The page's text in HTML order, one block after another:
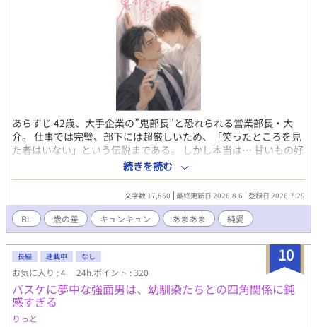
あらすじ 42歳、大手企業の”鬼部長”と恐れられる営業部長・大
介。 仕事では完璧、部下には超厳しいため、「笑ったところを見
た者はいない」という伝説まである。 しかし本当は… 甘いもの好
き、猫動画で泣く、恋愛経験は意外と少ないという不器用なおじ
さんだった。 ある休日、行きつけのカフェで出会ったのは、大学
3年生の樹（いつき）。 人懐っこくて笑顔が眩しく、誰にでも優
しい樹は、就活中に偶然大介と知り合う。 「部長さんって怖そう
だけど、実は優しいですよね？」 その一言で、大介の鉄壁の心は
崩壊。 42年間守り続けた理性が、 21歳の天然大学生に毎日振り
回されることになる。 会社では鬼。 樹の前ではただのおじさん。
恋愛偏差値ゼロの部長と、 年上好きだけど恋には鈍感な大学生。
年の差21歳。 周囲の視線、会社の立場、それぞれの将来。 笑っ
て、焦って、ときどき泣いて。 最後に鬼部長が選ぶのは、 “仕
事”か、“恋”か──。
続きを読む
文字数 17,850 最終更新日 2026.8.6 登録日 2026.7.29
BL 歳の差 キュンキュン あまあま 純愛
10
長編 連載中 なし
お気に入り : 4 24h.ポイント : 320
バスケに夢中な強面男は、幼馴染たちとの四角関係に鈍
感すぎる
りっと